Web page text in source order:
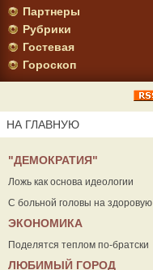
Партнеры
Рубрики
Гостевая
Гороскоп
НА ГЛАВНУЮ
"ДЕМОКРАТИЯ"
Ложь как основа идеологии
С больной головы на здоровую
ЭКОНОМИКА
Поделятся теплом по-братски
ЛЮБИМЫЙ ГОРОД